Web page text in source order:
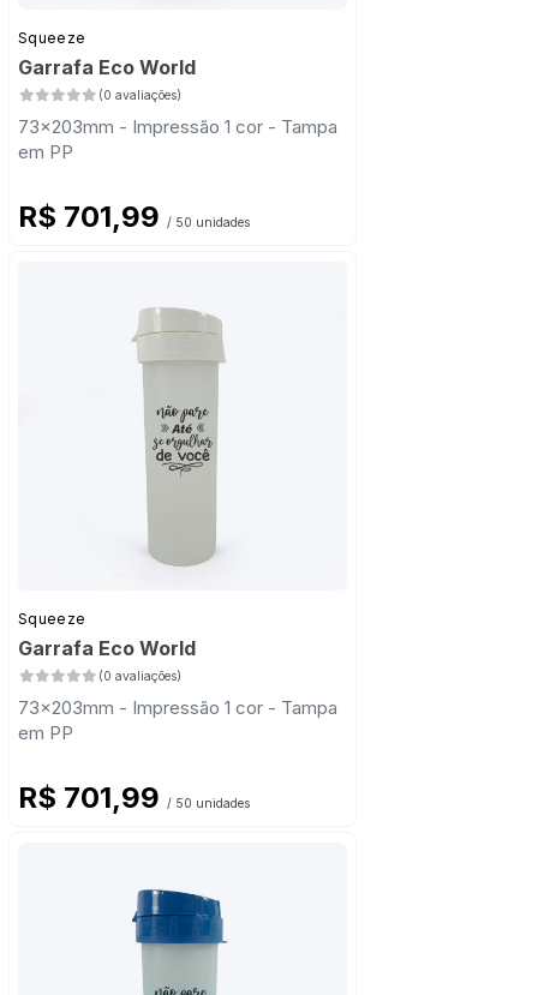
Squeeze
Garrafa Eco World
(0 avaliações)
73x203mm - Impressão 1 cor - Tampa
em PP
R$ 701,99 / 50 unidades
Squeeze
Garrafa Eco World
(0 avaliações)
73x203mm - Impressão 1 cor - Tampa
em PP
R$ 701,99 / 50 unidades